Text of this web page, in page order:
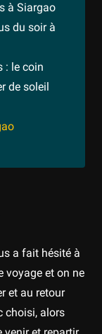
à Siargao
du soir à
: le coin
de soleil
a fait hésité à
voyage et on ne
et au retour
choisi, alors